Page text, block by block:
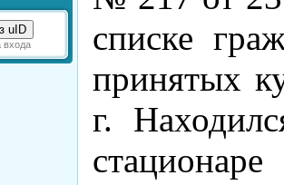
uID
входа
списке
принятых
г.